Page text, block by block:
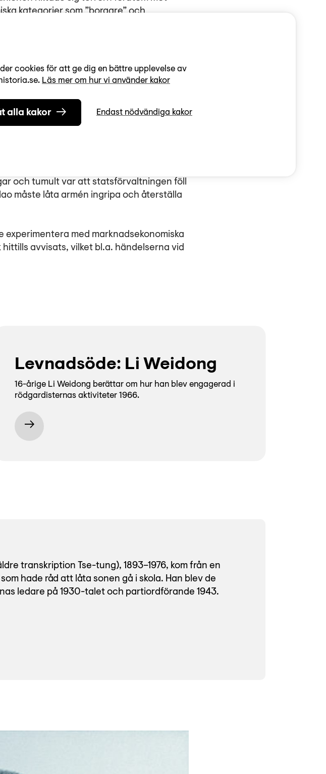
cookies för att ge dig en bättre upplevelse av
Läs mer om hur vi använder kakor
alla kakor Endast nödvändiga kakor
kategorier som ”borgare” och
människor på grund av sin
de var, inte för något de gjort. Under
fram under parollen ”låt hundra
framåt”, ett försök att genom
Experimentet blev ett
och 1976, ville Mao avlägsna
vägen. Han ville skapa en ny
människor dödades och miljoner
och tumult var att statsförvaltningen föll
måste låta armén ingripa och återställa
experimentera med marknadsekonomiska
avvisats, vilket bl.a. händelserna vid
Levnadsöde: Li Weidong
16-årige Li Weidong berättar om hur han blev engagerad i
rödgardisternas aktiviteter 1966.
transkription Tse-tung), 1893–1976, kom från en
hade råd att låta sonen gå i skola. Han blev de
ledare på 1930-talet och partiordförande 1943.